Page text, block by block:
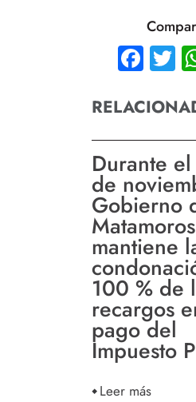
Durante
de
Gobierno
Matamoros
mantiene
100 % de
recargos
pago del
Impuesto
Leer más